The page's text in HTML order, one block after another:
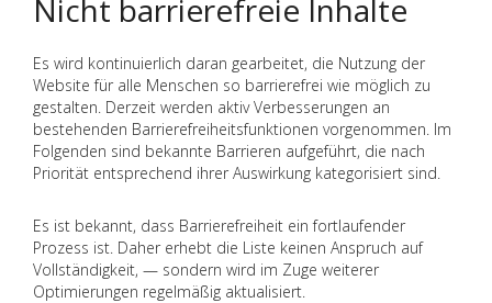
Nicht barrierefreie Inhalte
Es wird kontinuierlich daran gearbeitet, die Nutzung der
Website für alle Menschen so barrierefrei wie möglich zu
gestalten. Derzeit werden aktiv Verbesserungen an
bestehenden Barrierefreiheitsfunktionen vorgenommen. Im
Folgenden sind bekannte Barrieren aufgeführt, die nach
Priorität entsprechend ihrer Auswirkung kategorisiert sind.
Es ist bekannt, dass Barrierefreiheit ein fortlaufender
Prozess ist. Daher erhebt die Liste keinen Anspruch auf
Vollständigkeit, — sondern wird im Zuge weiterer
Optimierungen regelmäßig aktualisiert.